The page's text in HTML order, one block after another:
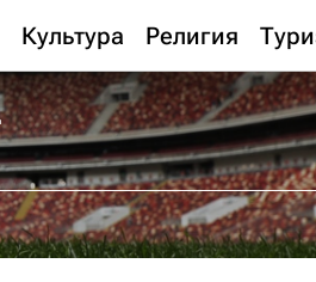
Культура Религия